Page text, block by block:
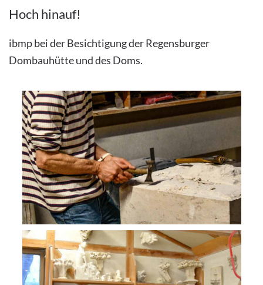
Hoch hinauf!
ibmp bei der Besichtigung der Regensburger
Dombauhütte und des Doms.